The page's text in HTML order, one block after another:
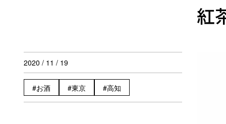
紅
2020 / 11 / 19
お酒 東京 高知